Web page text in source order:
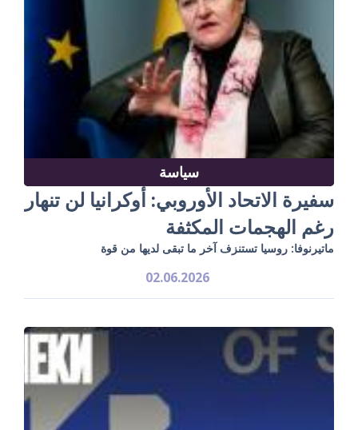
سياسة
سفيرة الاتحاد الأوروبي: أوكرانيا لن تنهار
رغم الهجمات المكثفة
ماتيرنوفا: روسيا تستنزف آخر ما تبقى لديها من قوة
02.06.2026